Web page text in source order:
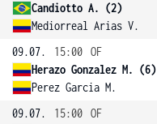
Candiotto A. (2)
Mediorreal Arias V.
09.07.
15:00 OF
Herazo Gonzalez M. (6)
Perez Garcia M.
09.07.
15:00 OF